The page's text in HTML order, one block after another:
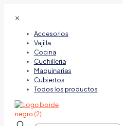
✕
Accesorios
Vajilla
Cocina
Cuchilleria
Maquinarias
Cubiertos
Todos los productos